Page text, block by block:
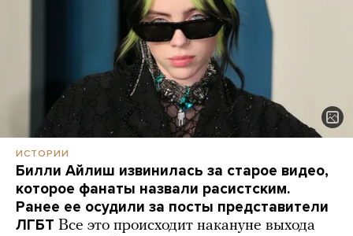
ИСТОРИИ
Билли Айлиш извинилась за старое видео,
которое фанаты назвали расистским.
Ранее ее осудили за посты представители
ЛГБТ Все это происходит накануне выхода